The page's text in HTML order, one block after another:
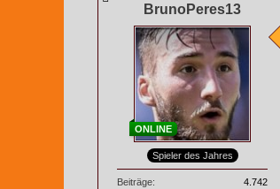
BrunoPeres13
ONLINE
Spieler des Jahres
Beiträge 4.742